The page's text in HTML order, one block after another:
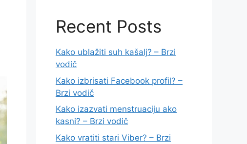
Recent Posts
Kako ublažiti suh kašalj? – Brzi
vodič
Kako izbrisati Facebook profil? –
Brzi vodič
Kako izazvati menstruaciju ako
kasni? – Brzi vodič
Kako vratiti stari Viber? – Brzi